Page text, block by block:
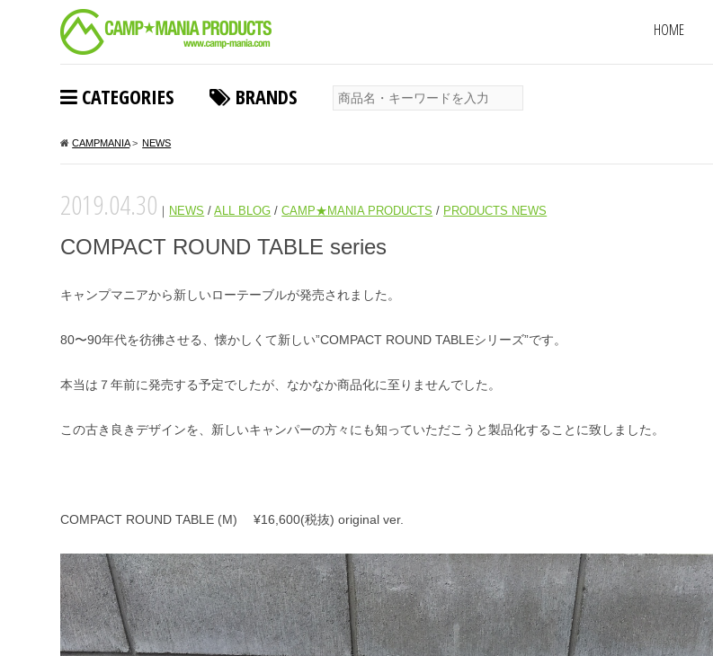
HOME
CATEGORIES BRANDS
CAMPMANIA> NEWS
2019.04.30 ｜ NEWS /ALL BLOG /CAMP★MANIA PRODUCTS / PRODUCTS NEWS
COMPACT ROUND TABLE series
キャンプマニアから新しいローテーブルが発売されました。
80〜90年代を彷彿させる、懐かしくて新しい”COMPACT ROUND TABLEシリーズ”です。
本当は７年前に発売する予定でしたが、なかなか商品化に至りませんでした。
この古き良きデザインを、新しいキャンパーの方々にも知っていただこうと製品化することに致しました。
COMPACT ROUND TABLE (M) ¥16,600(税抜) original ver.